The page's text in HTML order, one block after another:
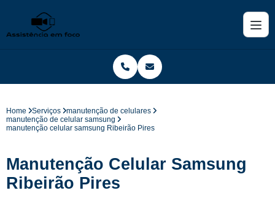
Home Serviços
manutenção de celulares
manutenção de celular samsung
manutenção celular samsung Ribeirão Pires
Manutenção Celular Samsung
Ribeirão Pires